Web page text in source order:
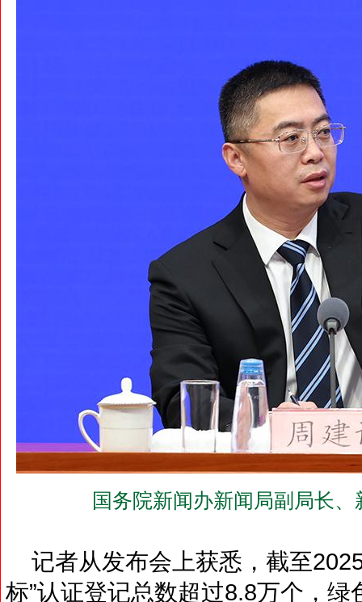
国务院新闻办新闻局副局长
记者从发布会上获悉，截至
标”认证登记总数超过8.8万个，